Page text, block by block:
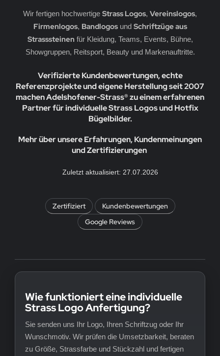
Wir fertigen hochwertige Strass Logos, Vereinslogos,
Firmenlogos, Bandlogosund Schriftzüge aus
Strasssteinen für Kleidung, Teams, Events, Bühne,
Showgruppen, Reitsport, Beauty und Markenauftritte.
Verifizierte Kundenbewertungen, echte
Referenzprojekte und eigene Herstellung seit 2007
machen Adelshofener-Strass® zu einem erfahrenen
Partner für individuelle Strass Logos und Hotfix
Bügelbilder.
Mehr über unsere Erfahrungen, Kundenmeinungen
und Zertifizierungen
Zuletzt aktualisiert: 27.07.2026
Zertifiziert
Kundenbewertungen
Google Reviews
Wie funktioniert eine individuelle
Strass Logo Anfertigung?
Sie senden uns Ihr Logo, Ihren Schriftzug oder Ihr
Wunschmotiv. Wir prüfen die Umsetzbarkeit, beraten
zu Größe, Strassfarbe und Stückzahl und fertigen